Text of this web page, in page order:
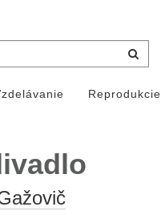
Reprodukcie